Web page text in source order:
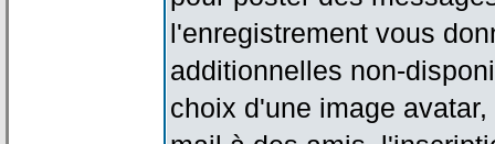
l'enregistrement vous
additionnelles non-
choix d'une image